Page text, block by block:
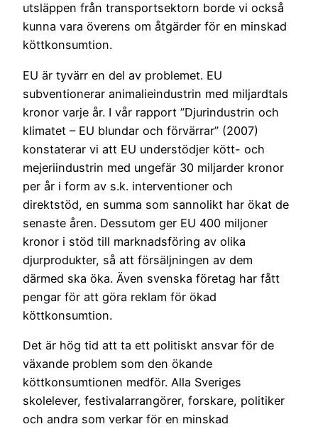
utsläppen från transportsektorn borde vi också
kunna vara överens om åtgärder för en minskad
köttkonsumtion.
EU är tyvärr en del av problemet. EU
subventionerar animalieindustrin med miljardtals
kronor varje år. I vår rapport ”Djurindustrin och
klimatet – EU blundar och förvärrar” (2007)
konstaterar vi att EU understödjer kött- och
mejeriindustrin med ungefär 30 miljarder kronor
per år i form av s.k. interventioner och
direktstöd, en summa som sannolikt har ökat de
senaste åren. Dessutom ger EU 400 miljoner
kronor i stöd till marknadsföring av olika
djurprodukter, så att försäljningen av dem
därmed ska öka. Även svenska företag har fått
pengar för att göra reklam för ökad
köttkonsumtion.
Det är hög tid att ta ett politiskt ansvar för de
växande problem som den ökande
köttkonsumtionen medför. Alla Sveriges
skolelever, festivalarrangörer, forskare, politiker
och andra som verkar för en minskad